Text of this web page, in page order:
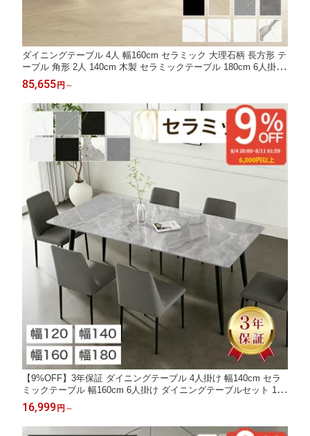
ダイニングテーブル 4人 幅160cm セラミック 大理石柄 長方形 テ
ーブル 角形 2人 140cm 木製 セラミックテーブル 180cm 6人掛け
大型 リビングテーブル 4人掛け 食事テーブル 木製脚 食卓 北欧
石目調 レトロ ベージュ 耐熱 会議用 シンプル おしゃれ リビング
85,655 円 ～
【9%OFF】3年保証 ダイニングテーブル 4人掛け 幅140cm セラ
ミックテーブル 幅160cm 6人掛け ダイニングテーブルセット 180
cm 北欧 大理石調 テーブル 食卓テーブルセット セラミック 大理
石風 幅120cm 食卓テーブル 単品 グレー ホワイト 白 ブラック お
しゃれ
16,999 円 ～